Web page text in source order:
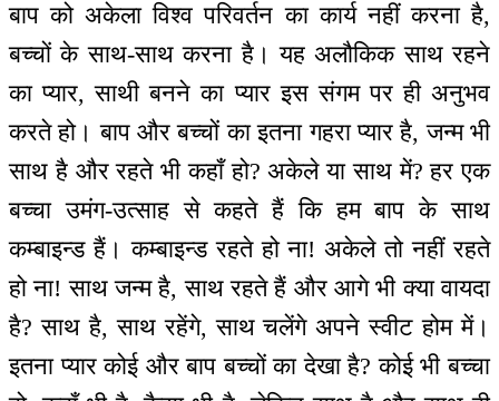
बाप को अकेला विश्व परिवर्तन का कार्य नहीं करना है,
बच्चों के साथ-साथ करना है। यह अलौकिक साथ रहने
का प्यार, साथी बनने का प्यार इस संगम पर ही अनुभव
करते हो। बाप और बच्चों का इतना गहरा प्यार है, जन्म भी
साथ है और रहते भी कहाँ हो? अकेले या साथ में? हर एक
बच्चा उमंग-उत्साह से कहते हैं कि हम बाप के साथ
कम्बाइन्ड हैं। कम्बाइन्ड रहते हो ना! अकेले तो नहीं रहते
हो ना! साथ जन्म है, साथ रहते हैं और आगे भी क्या वायदा
है? साथ है, साथ रहेंगे, साथ चलेंगे अपने स्वीट होम में।
इतना प्यार कोई और बाप बच्चों का देखा है? कोई भी बच्चा